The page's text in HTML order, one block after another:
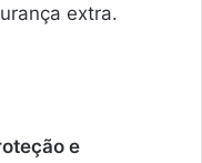
extra.
e